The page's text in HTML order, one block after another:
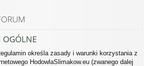
OGÓLNE
określa zasady i warunki korzystania z
HodowlaSlimakow.eu (zwanego dalej